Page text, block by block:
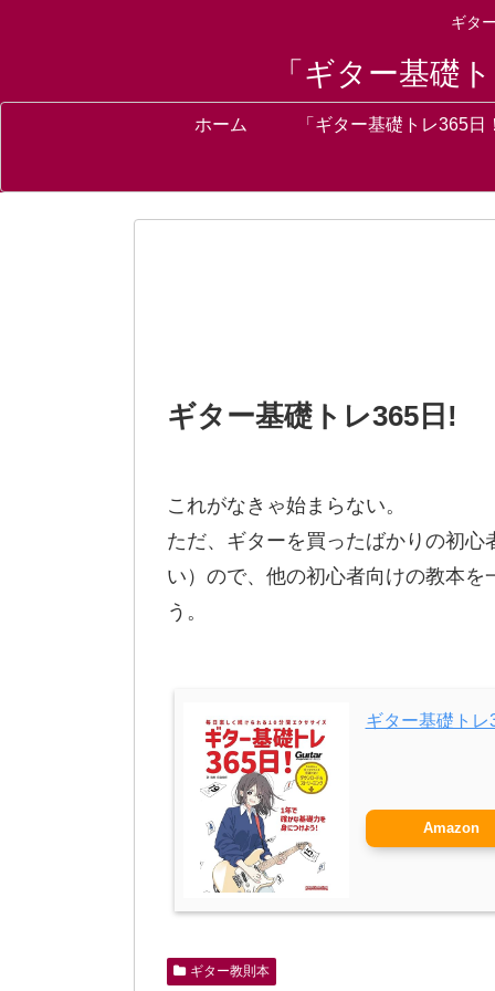
ギタ
「ギター基礎
ホーム 「ギター基礎トレ365日
ギター基礎トレ365日!
これがなきゃ始まらない。
ただ、ギターを買ったばかりの初
い）ので、他の初心者向けの教本
う。
ギター基礎ト
Amazon
ギター教則本